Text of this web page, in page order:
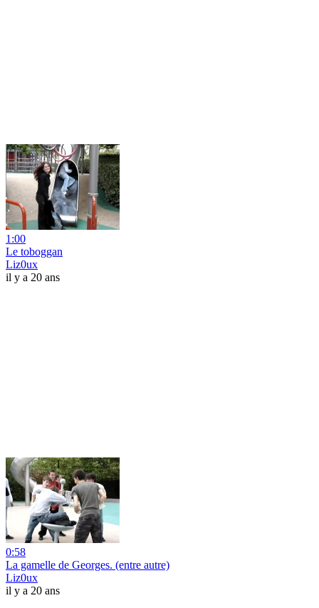
1:00
Le toboggan
Liz0ux
il y a 20 ans
0:58
La gamelle de Georges. (entre autre)
Liz0ux
il y a 20 ans